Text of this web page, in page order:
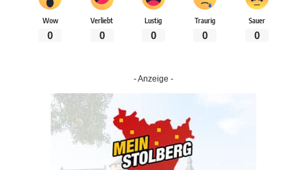
Wow
0
Verliebt
0
Lustig
0
Traurig
0
Sauer
0
- Anzeige -